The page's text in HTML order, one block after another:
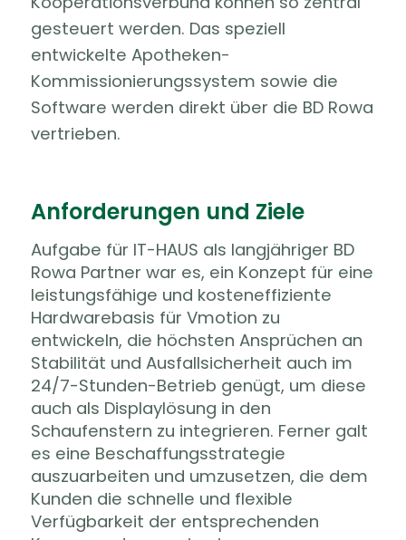
gesteuert werden. Das speziell
entwickelte Apotheken-
Kommissionierungssystem sowie die
Software werden direkt über die BD Rowa
vertrieben.
Anforderungen und Ziele
Aufgabe für IT-HAUS als langjähriger BD
Rowa Partner war es, ein Konzept für eine
leistungsfähige und kosteneffiziente
Hardwarebasis für Vmotion zu
entwickeln, die höchsten Ansprüchen an
Stabilität und Ausfallsicherheit auch im
24/7-Stunden-Betrieb genügt, um diese
auch als Displaylösung in den
Schaufenstern zu integrieren. Ferner galt
es eine Beschaffungsstrategie
auszuarbeiten und umzusetzen, die dem
Kunden die schnelle und flexible
Verfügbarkeit der entsprechenden